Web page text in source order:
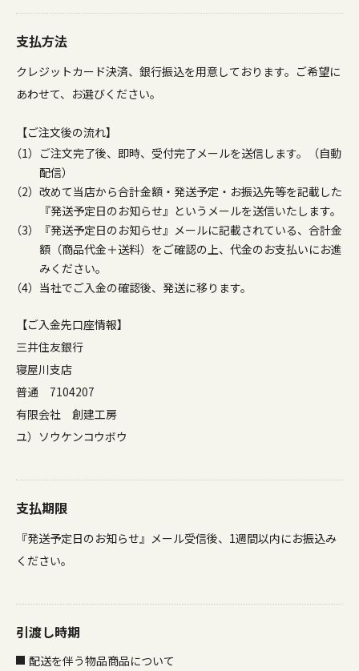
支払方法
クレジットカード決済、銀行振込を用意しております。ご希望に
あわせて、お選びください。
【ご注文後の流れ】
ご注文完了後、即時、受付完了メールを送信します。（自動
配信）
改めて当店から合計金額・発送予定・お振込先等を記載した
『発送予定日のお知らせ』というメールを送信いたします。
『発送予定日のお知らせ』メールに記載されている、合計金
額（商品代金＋送料）をご確認の上、代金のお支払いにお進
みください。
当社でご入金の確認後、発送に移ります。
【ご入金先口座情報】
三井住友銀行
寝屋川支店
普通 7104207
有限会社 創建工房
ユ）ソウケンコウボウ
支払期限
『発送予定日のお知らせ』メール受信後、1週間以内にお振込み
ください。
引渡し時期
配送を伴う物品商品について